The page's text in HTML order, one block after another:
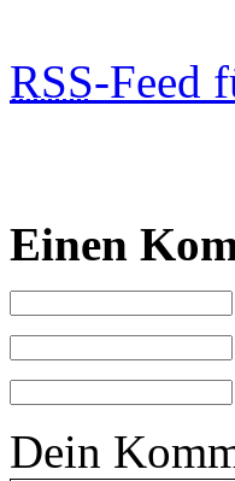
RSS-Feed
Einen
Dein